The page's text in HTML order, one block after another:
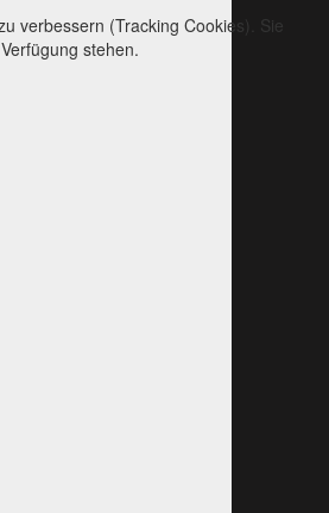
verbessern (Tracking Cookies). Sie
stehen.